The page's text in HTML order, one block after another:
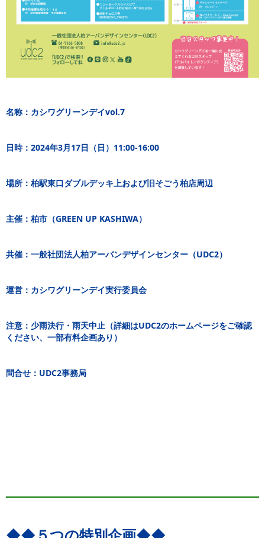
名称：カシワグリーンデイvol.7
日時：2024年3月17日（日）11:00-16:00
場所：柏駅東口ダブルデッキ上および旧そごう柏店周辺
主催：柏市（GREEN UP KASHIWA）
共催：一般社団法人柏アーバンデザインセンター（UDC2）
運営：カシワグリーンデイ実行委員会
注意：少雨決行・雨天中止（詳細はUDC2のホームページをご確認
ください、一部有料企画あり）
問合せ：UDC2事務局